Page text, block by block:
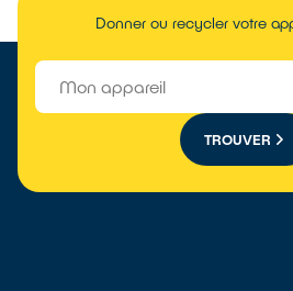
Donner ou recycler votre
TROUVER